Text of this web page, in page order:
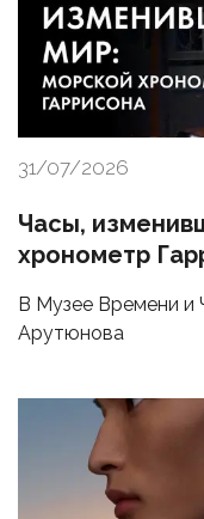
31/07/2026
Часы,
хронометр
В Музее Времени и
Арутюнова